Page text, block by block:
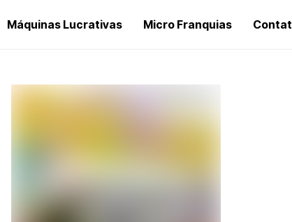
Máquinas Lucrativas Micro Franquias